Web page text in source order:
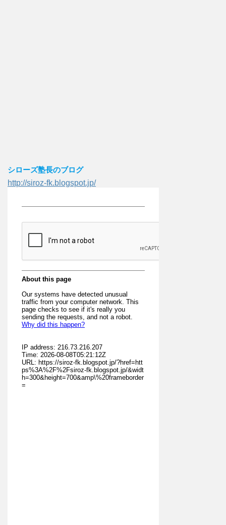
シローズ塾長のブログ
http://siroz-fk.blogspot.jp/